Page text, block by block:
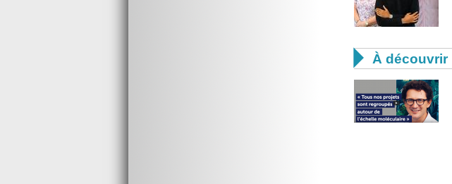
 À découvrir